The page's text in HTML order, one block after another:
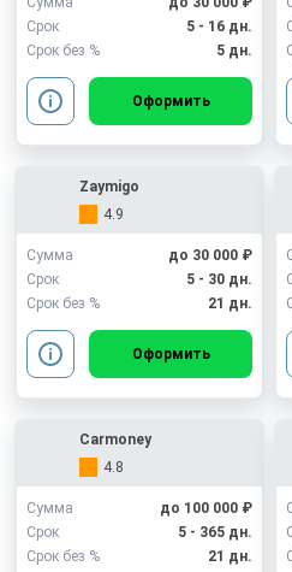
Срок
5 - 16 дн.
Срок без %
5 дн.
Оформить
Zaymigo
4.9
Сумма
до 30 000 ₽
Срок
5 - 30 дн.
Срок без %
21 дн.
Оформить
Carmoney
4.8
Сумма
до 100 000 ₽
Срок
5 - 365 дн.
Срок без %
21 дн.